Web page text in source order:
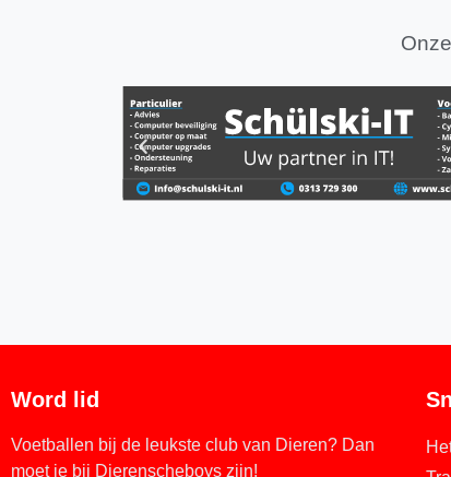
Word lid
Voetballen bij de leukste club van Dieren? Dan
moet je bij Dierenscheboys zijn!